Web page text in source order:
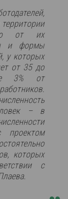
от их
и формы
у которых
от 35 до
3% от
– в
проектом
которых
с